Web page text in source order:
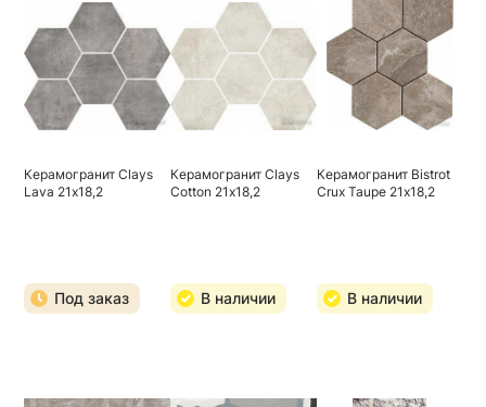
Керамогранит Clays
Lava 21х18,2
Под заказ
Керамогранит Clays
Cotton 21х18,2
В наличии
Керамогранит Bistrot
Crux Taupe 21х18,2
В наличии